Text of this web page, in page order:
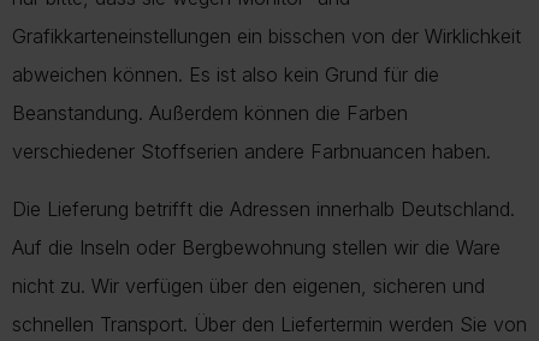
Grafikkarteneinstellungen ein bisschen von der Wirklichkeit
abweichen können. Es ist also kein Grund für die
Beanstandung. Außerdem können die Farben
verschiedener Stoffserien andere Farbnuancen haben.
Die Lieferung betrifft die Adressen innerhalb Deutschland.
Auf die Inseln oder Bergbewohnung stellen wir die Ware
nicht zu. Wir verfügen über den eigenen, sicheren und
schnellen Transport. Über den Liefertermin werden Sie von